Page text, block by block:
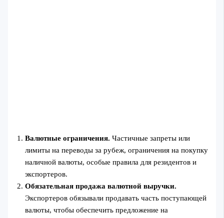
Валютные ограничения. Частичные запреты или
лимиты на переводы за рубеж, ограничения на покупку
наличной валюты, особые правила для резидентов и
экспортеров.
Обязательная продажа валютной выручки.
Экспортеров обязывали продавать часть поступающей
валюты, чтобы обеспечить предложение на